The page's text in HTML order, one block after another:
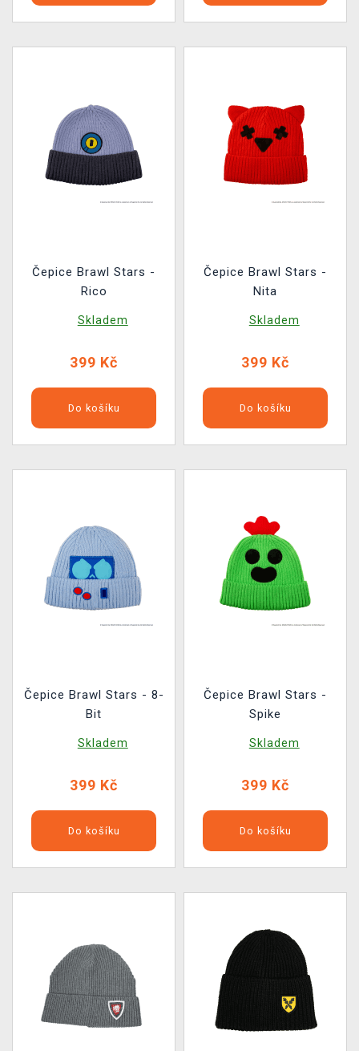
Čepice Brawl Stars -
Rico
Skladem
399 Kč
Do košíku
Čepice Brawl Stars -
Nita
Skladem
399 Kč
Do košíku
Čepice Brawl Stars - 8-
Bit
Skladem
399 Kč
Do košíku
Čepice Brawl Stars -
Spike
Skladem
399 Kč
Do košíku